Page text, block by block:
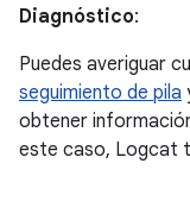
Diagnóstico:
Puedes averiguar
seguimiento de pila
obtener
este caso, Logcat